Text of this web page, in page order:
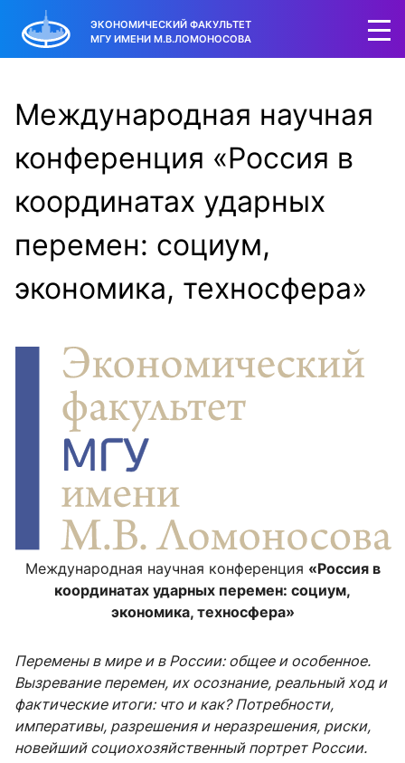
ЭКОНОМИЧЕСКИЙ ФАКУЛЬТЕТ
МГУ ИМЕНИ М.В.ЛОМОНОСОВА
Международная научная
конференция «Россия в
координатах ударных
перемен: социум,
экономика, техносфера»
Международная научная конференция «Россия в
координатах ударных перемен: социум,
экономика, техносфера»
Перемены в мире и в России: общее и особенное.
Вызревание перемен, их осознание, реальный ход и
фактические итоги: что и как? Потребности,
императивы, разрешения и неразрешения, риски,
новейший социохозяйственный портрет России.